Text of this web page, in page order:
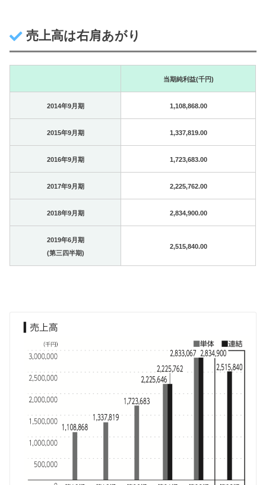
売上高は右肩あがり
当期純利益(千円)
2014年9月期 1,108,868.00
2015年9月期 1,337,819.00
2016年9月期 1,723,683.00
2017年9月期 2,225,762.00
2018年9月期 2,834,900.00
2019年6月期
(第三四半期)
2,515,840.00